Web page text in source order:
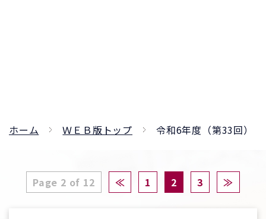
ホーム ＷＥＢ版トップ 令和6年度（第33回）
Page 2 of 12 ≪ 1 2 3 ≫